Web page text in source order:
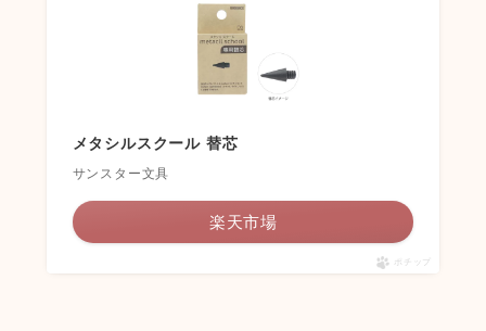
メタシルスクール 替芯
サンスター文具
楽天市場
ポチップ